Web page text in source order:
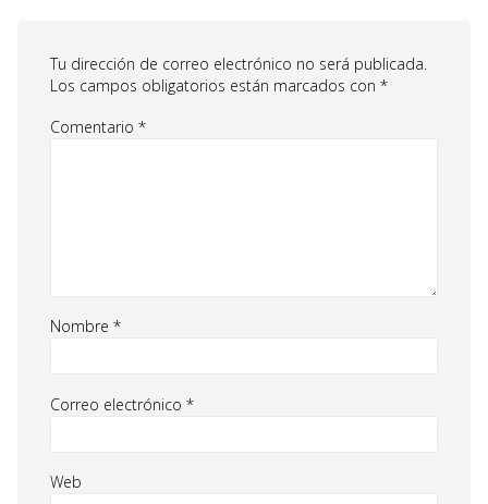
Tu dirección de correo electrónico no será publicada.
Los campos obligatorios están marcados con *
Comentario *
Nombre *
Correo electrónico *
Web